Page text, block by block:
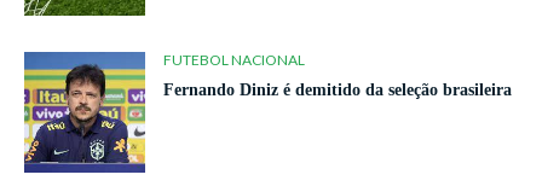
FUTEBOL NACIONAL
Fernando Diniz é demitido da seleção brasileira